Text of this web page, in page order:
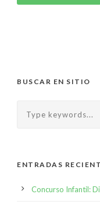
BUSCAR EN SITIO
ENTRADAS
Concurso Infantil: